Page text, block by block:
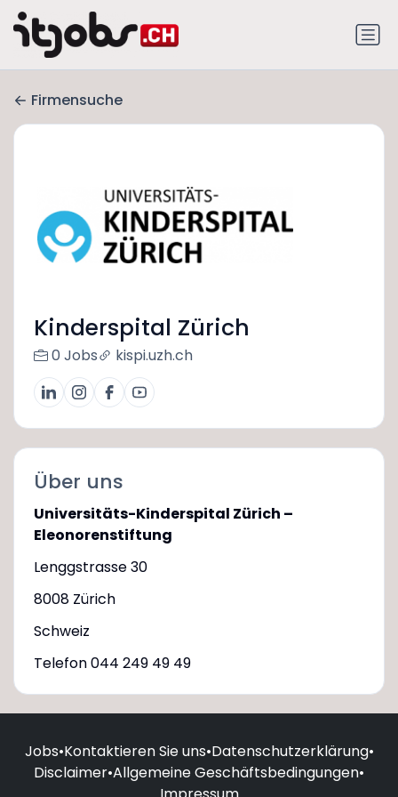
Firmensuche
Kinderspital Zürich
0 Jobs kispi.uzh.ch
Über uns
Universitäts-Kinderspital Zürich –
Eleonorenstiftung
Lenggstrasse 30
8008 Zürich
Schweiz
Telefon 044 249 49 49
Jobs•Kontaktieren Sie uns•Datenschutzerklärung•
Disclaimer•Allgemeine Geschäftsbedingungen•